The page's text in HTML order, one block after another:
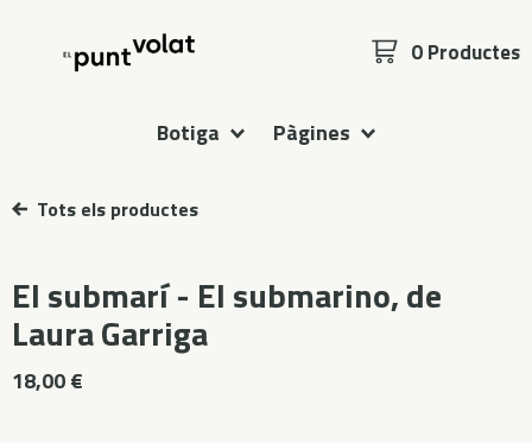
0 Productes
Botiga Pàgines
Tots els productes
El submarí - El submarino, de
Laura Garriga
18,00€